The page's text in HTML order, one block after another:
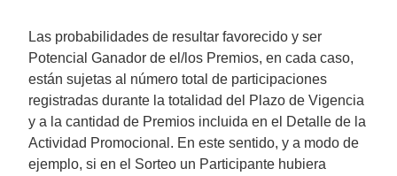
Las probabilidades de resultar favorecido y ser
Potencial Ganador de el/los Premios, en cada caso,
están sujetas al número total de participaciones
registradas durante la totalidad del Plazo de Vigencia
y a la cantidad de Premios incluida en el Detalle de la
Actividad Promocional. En este sentido, y a modo de
ejemplo, si en el Sorteo un Participante hubiera